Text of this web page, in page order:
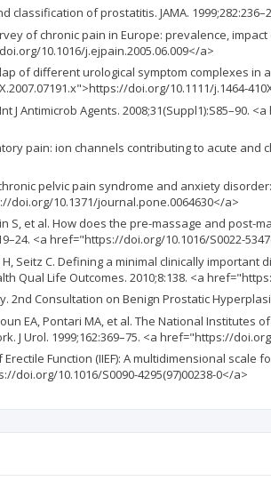
classification of prostatitis. JAMA.
of chronic pain in Europe: prevalence,
10.1016/j.ejpain.2005.06.009</a>
of different urological symptom complexes
doi.org/10.1111/j.1464-
J Antimicrob Agents. 2008;31(Suppl1):S85–90.
pain: ion channels contributing to acute
pelvic pain syndrome and anxiety
10.1371/journal.pone.0064630</a>
S, et al. How does the pre-massage and
<a href="https://doi.org/10.1016/S0022-
H, Seitz C. Defining a minimal clinically
Qual Life Outcomes. 2010;8:138. <a
Consultation on Benign Prostatic
EA, Pontari MA, et al. The National
Urol. 1999;162:369–75. <a href="https://
Function (IIEF): A multidimensional
doi.org/10.1016/S0090-4295(97)00238-0</a>